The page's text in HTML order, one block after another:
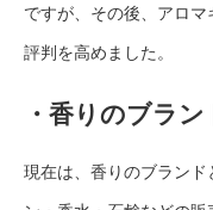
ですが、その後、アロ
評判を高めました。
・香りのブラン
現在は、香りのブラン